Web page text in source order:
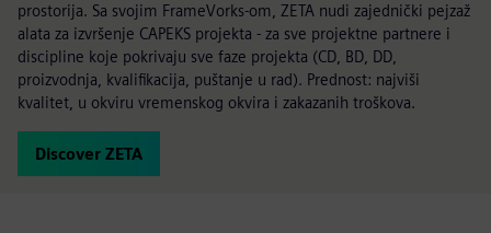
prostorija. Sa svojim FrameVorks-om, ZETA nudi zajednički pejzaž
alata za izvršenje CAPEKS projekta - za sve projektne partnere i
discipline koje pokrivaju sve faze projekta (CD, BD, DD,
proizvodnja, kvalifikacija, puštanje u rad). Prednost: najviši
kvalitet, u okviru vremenskog okvira i zakazanih troškova.
Discover ZETA